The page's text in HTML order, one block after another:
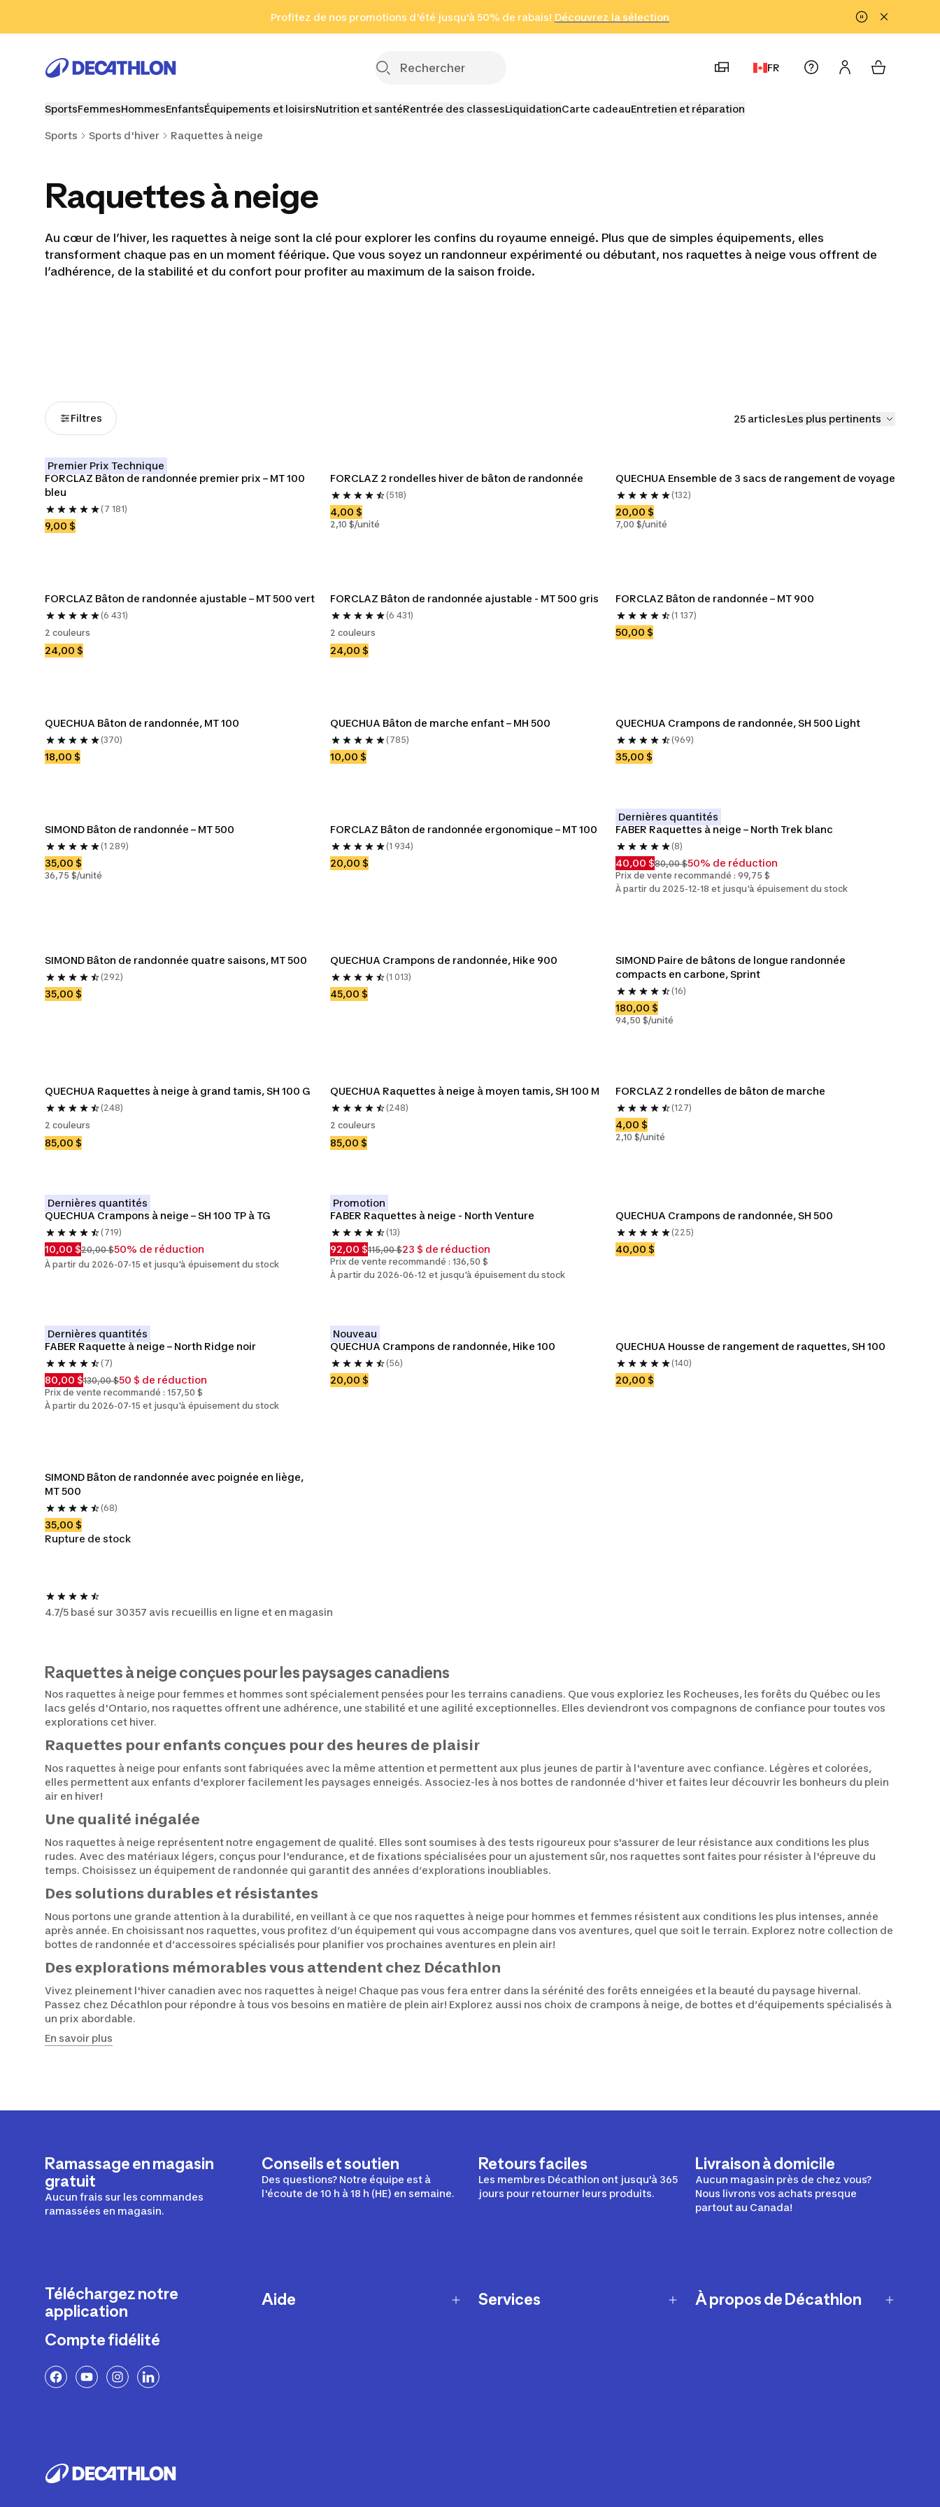
Aller au pied de page
Profitez de nos promotions d'été jusqu'à 50% de rabais! Découvrez la sélection
Cliquez ici
en seulement 2 h!
(Zones sélectionnées)
FR
SportsFemmesHommesEnfantsÉquipements et loisirsNutrition et santéRentrée des classesLiquidationCarte cadeauEntretien et réparation
Sports Sports d'hiver Raquettes à neige
Raquettes à neige
Au cœur de l’hiver, les raquettes à neige sont la clé pour explorer les confins du royaume enneigé. Plus que de simples équipements, elles
transforment chaque pas en un moment féérique. Que vous soyez un randonneur expérimenté ou débutant, nos raquettes à neige vous offrent de
l’adhérence, de la stabilité et du confort pour profiter au maximum de la saison froide.
Filtres 25 articlesLes plus pertinents
Premier Prix Technique
FORCLAZ Bâton de randonnée premier prix – MT 100
bleu
(7 181)
9,00 $
FORCLAZ 2 rondelles hiver de bâton de randonnée
(518)
4,00 $
2,10 $/unité
QUECHUA Ensemble de 3 sacs de rangement de voyage
(132)
20,00 $
7,00 $/unité
FORCLAZ Bâton de randonnée ajustable – MT 500 vert
(6 431)
2 couleurs
24,00 $
FORCLAZ Bâton de randonnée ajustable - MT 500 gris
(6 431)
2 couleurs
24,00 $
FORCLAZ Bâton de randonnée – MT 900
(1 137)
50,00 $
QUECHUA Bâton de randonnée, MT 100
(370)
18,00 $
QUECHUA Bâton de marche enfant – MH 500
(785)
10,00 $
QUECHUA Crampons de randonnée, SH 500 Light
(969)
35,00 $
SIMOND Bâton de randonnée – MT 500
(1 289)
35,00 $
36,75 $/unité
FORCLAZ Bâton de randonnée ergonomique – MT 100
(1 934)
20,00 $
Dernières quantités
FABER Raquettes à neige – North Trek blanc
(8)
40,00 $80,00 $50% de réduction
Prix de vente recommandé : 99,75 $
À partir du 2025-12-18 et jusqu'à épuisement du stock
SIMOND Bâton de randonnée quatre saisons, MT 500
(292)
35,00 $
QUECHUA Crampons de randonnée, Hike 900
(1 013)
45,00 $
SIMOND Paire de bâtons de longue randonnée
compacts en carbone, Sprint
(16)
180,00 $
94,50 $/unité
QUECHUA Raquettes à neige à grand tamis, SH 100 G
(248)
2 couleurs
85,00 $
QUECHUA Raquettes à neige à moyen tamis, SH 100 M
(248)
2 couleurs
85,00 $
FORCLAZ 2 rondelles de bâton de marche
(127)
4,00 $
2,10 $/unité
Dernières quantités
QUECHUA Crampons à neige – SH 100 TP à TG
(719)
10,00 $20,00 $50% de réduction
À partir du 2026-07-15 et jusqu'à épuisement du stock
Promotion
FABER Raquettes à neige - North Venture
(13)
92,00 $115,00 $23 $ de réduction
Prix de vente recommandé : 136,50 $
À partir du 2026-06-12 et jusqu'à épuisement du stock
QUECHUA Crampons de randonnée, SH 500
(225)
40,00 $
Dernières quantités
FABER Raquette à neige – North Ridge noir
(7)
80,00 $130,00 $50 $ de réduction
Prix de vente recommandé : 157,50 $
À partir du 2026-07-15 et jusqu'à épuisement du stock
Nouveau
QUECHUA Crampons de randonnée, Hike 100
(56)
20,00 $
QUECHUA Housse de rangement de raquettes, SH 100
(140)
20,00 $
SIMOND Bâton de randonnée avec poignée en liège,
MT 500
(68)
35,00 $
Rupture de stock
4.7/5 basé sur 30357 avis recueillis en ligne et en magasin
Raquettes à neige conçues pour les paysages canadiens
Nos raquettes à neige pour femmes et hommes sont spécialement pensées pour les terrains canadiens. Que vous exploriez les Rocheuses, les forêts du Québec ou les
lacs gelés d'Ontario, nos raquettes offrent une adhérence, une stabilité et une agilité exceptionnelles. Elles deviendront vos compagnons de confiance pour toutes vos
explorations cet hiver.
Raquettes pour enfants conçues pour des heures de plaisir
Nos raquettes à neige pour enfants sont fabriquées avec la même attention et permettent aux plus jeunes de partir à l'aventure avec confiance. Légères et colorées,
elles permettent aux enfants d'explorer facilement les paysages enneigés. Associez-les à nos bottes de randonnée d'hiver et faites leur découvrir les bonheurs du plein
air en hiver!
Une qualité inégalée
Nos raquettes à neige représentent notre engagement de qualité. Elles sont soumises à des tests rigoureux pour s'assurer de leur résistance aux conditions les plus
rudes. Avec des matériaux légers, conçus pour l'endurance, et de fixations spécialisées pour un ajustement sûr, nos raquettes sont faites pour résister à l'épreuve du
temps. Choisissez un équipement de randonnée qui garantit des années d’explorations inoubliables.
Des solutions durables et résistantes
Nous portons une grande attention à la durabilité, en veillant à ce que nos raquettes à neige pour hommes et femmes résistent aux conditions les plus intenses, année
après année. En choisissant nos raquettes, vous profitez d’un équipement qui vous accompagne dans vos aventures, quel que soit le terrain. Explorez notre collection de
bottes de randonnée et d’accessoires spécialisés pour planifier vos prochaines aventures en plein air!
Des explorations mémorables vous attendent chez Décathlon
Vivez pleinement l'hiver canadien avec nos raquettes à neige! Chaque pas vous fera entrer dans la sérénité des forêts enneigées et la beauté du paysage hivernal.
Passez chez Décathlon pour répondre à tous vos besoins en matière de plein air! Explorez aussi nos choix de crampons à neige, de bottes et d’équipements spécialisés à
un prix abordable.
En savoir plus
Ramassage en magasin
gratuit
Aucun frais sur les commandes
ramassées en magasin.
Conseils et soutien
Des questions? Notre équipe est à
l'écoute de 10 h à 18 h (HE) en semaine.
Retours faciles
Les membres Décathlon ont jusqu'à 365
jours pour retourner leurs produits.
Livraison à domicile
Aucun magasin près de chez vous?
Nous livrons vos achats presque
partout au Canada!
Téléchargez notre
application
Compte fidélité
Aide Services À propos de Décathlon